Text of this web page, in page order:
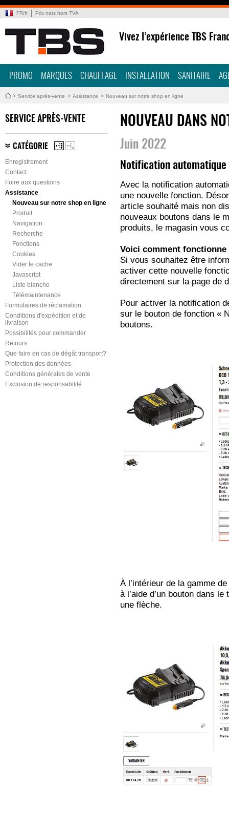
FR/fr Prix nets hors TVA
Vivez l’expérience TBS
PROMO MARQUES CHAUFFAGE INSTALLATION SANITAIRE
Service après-vente Assistance Nouveau sur notre shop en ligne
SERVICE APRÈS-VENTE
CATÉGORIE
Enregistrement
Contact
Foire aux questions
Assistance
Nouveau sur notre shop en ligne
Produit
Navigation
Recherche
Fonctions
Cookies
Vider le cache
Javascript
Liste blanche
Télémaintenance
Formulaires de réclamation
Conditions d'expédition et de
livraison
Possibilités pour commander
Retours
Que faire en cas de dégât transport?
Protection des données
Conditions générales de vente
Exclusion de responsabilité
NOUVEAU DANS
Juin 2022
Notification
Avec la notification
une nouvelle fonction.
article souhaité mais non
nouveaux boutons dans le
produits, le magasin vous
Voici comment
Si vous souhaitez être
activer cette nouvelle
directement sur la page de
Pour activer la notification
sur le bouton de fonction «
boutons.
À l’intérieur de la gamme
à l’aide d’un bouton dans
une flèche.